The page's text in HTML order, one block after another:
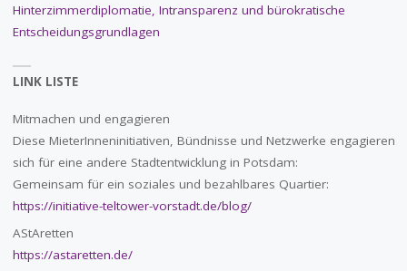
Hinterzimmerdiplomatie, Intransparenz und bürokratische
Entscheidungsgrundlagen
LINK LISTE
Mitmachen und engagieren
Diese MieterInneninitiativen, Bündnisse und Netzwerke engagieren
sich für eine andere Stadtentwicklung in Potsdam:
Gemeinsam für ein soziales und bezahlbares Quartier:
https://initiative-teltower-vorstadt.de/blog/
AStAretten
https://astaretten.de/